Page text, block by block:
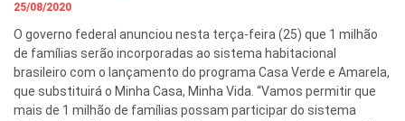
25/08/2020
O governo federal anunciou nesta terça-feira (25) que 1 milhão
de famílias serão incorporadas ao sistema habitacional
brasileiro com o lançamento do programa Casa Verde e Amarela,
que substituirá o Minha Casa, Minha Vida. “Vamos permitir que
mais de 1 milhão de famílias possam participar do sistema